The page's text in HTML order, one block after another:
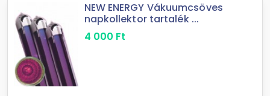
NEW ENERGY Vákuumcsöves
napkollektor tartalék ...
4 000 Ft